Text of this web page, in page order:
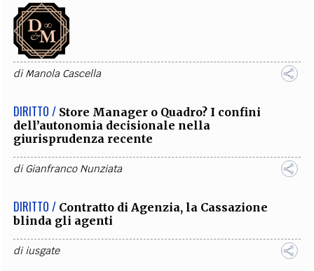
diManola Cascella
DIRITTO / Store Manager o Quadro? I confini
dell’autonomia decisionale nella
giurisprudenza recente
diGianfranco Nunziata
DIRITTO / Contratto di Agenzia, la Cassazione
blinda gli agenti
diiusgate